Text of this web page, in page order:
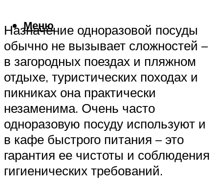
Меню
Назначение одноразовой посуды
обычно не вызывает сложностей –
в загородных поездах и пляжном
отдыхе, туристических походах и
пикниках она практически
незаменима. Очень часто
одноразовую посуду используют и
в кафе быстрого питания – это
гарантия ее чистоты и соблюдения
гигиенических требований.